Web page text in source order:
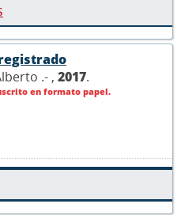
.- , 2017.
en formato papel.